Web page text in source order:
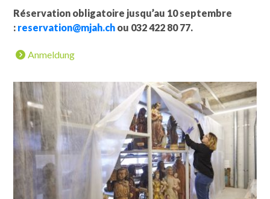
Réservation obligatoire jusqu’au 10 septembre
: reservation@mjah.ch ou 032 422 80 77.
Anmeldung